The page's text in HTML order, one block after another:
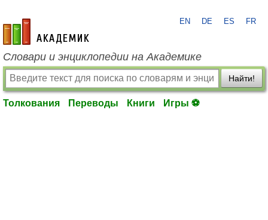
academic.ru
EN DE ES FR
Словари и энциклопедии на Академике
Найти!
Толкования Переводы Книги Игры ⚽